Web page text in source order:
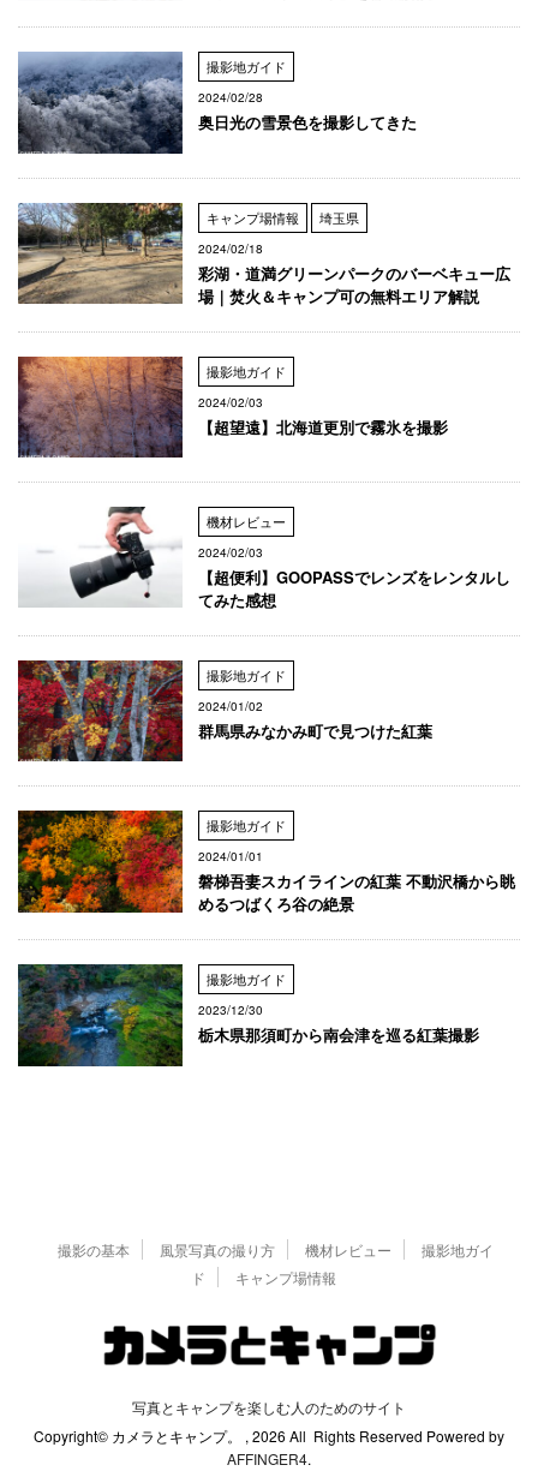
撮影地ガイド
2024/02/28
奥日光の雪景色を撮影してきた
キャンプ場情報 埼玉県
2024/02/18
彩湖・道満グリーンパークのバーベキュー広
場｜焚火＆キャンプ可の無料エリア解説
撮影地ガイド
2024/02/03
【超望遠】北海道更別で霧氷を撮影
機材レビュー
2024/02/03
【超便利】GOOPASSでレンズをレンタルし
てみた感想
撮影地ガイド
2024/01/02
群馬県みなかみ町で見つけた紅葉
撮影地ガイド
2024/01/01
磐梯吾妻スカイラインの紅葉 不動沢橋から眺
めるつばくろ谷の絶景
撮影地ガイド
2023/12/30
栃木県那須町から南会津を巡る紅葉撮影
撮影の基本 風景写真の撮り方 機材レビュー
撮影地ガイ
ド
キャンプ場情報
写真とキャンプを楽しむ人のためのサイト
Copyright© カメラとキャンプ。 , 2026 All Rights Reserved Powered by
AFFINGER4.